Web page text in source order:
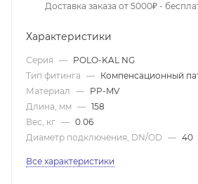
Доставка заказа от 5000₽ -
Характеристики
Серия — POLO-KAL NG
Тип фитинга — Компенсационный
Материал — PP-MV
Длина, мм — 158
Вес, кг — 0.06
Диаметр подключения, DN/OD — 40
Все характеристики